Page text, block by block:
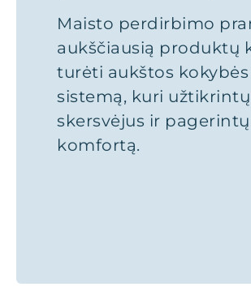
Maisto perdirbimo
aukščiausią produktų
turėti aukštos
sistemą, kuri
skersvėjus ir
komfortą.